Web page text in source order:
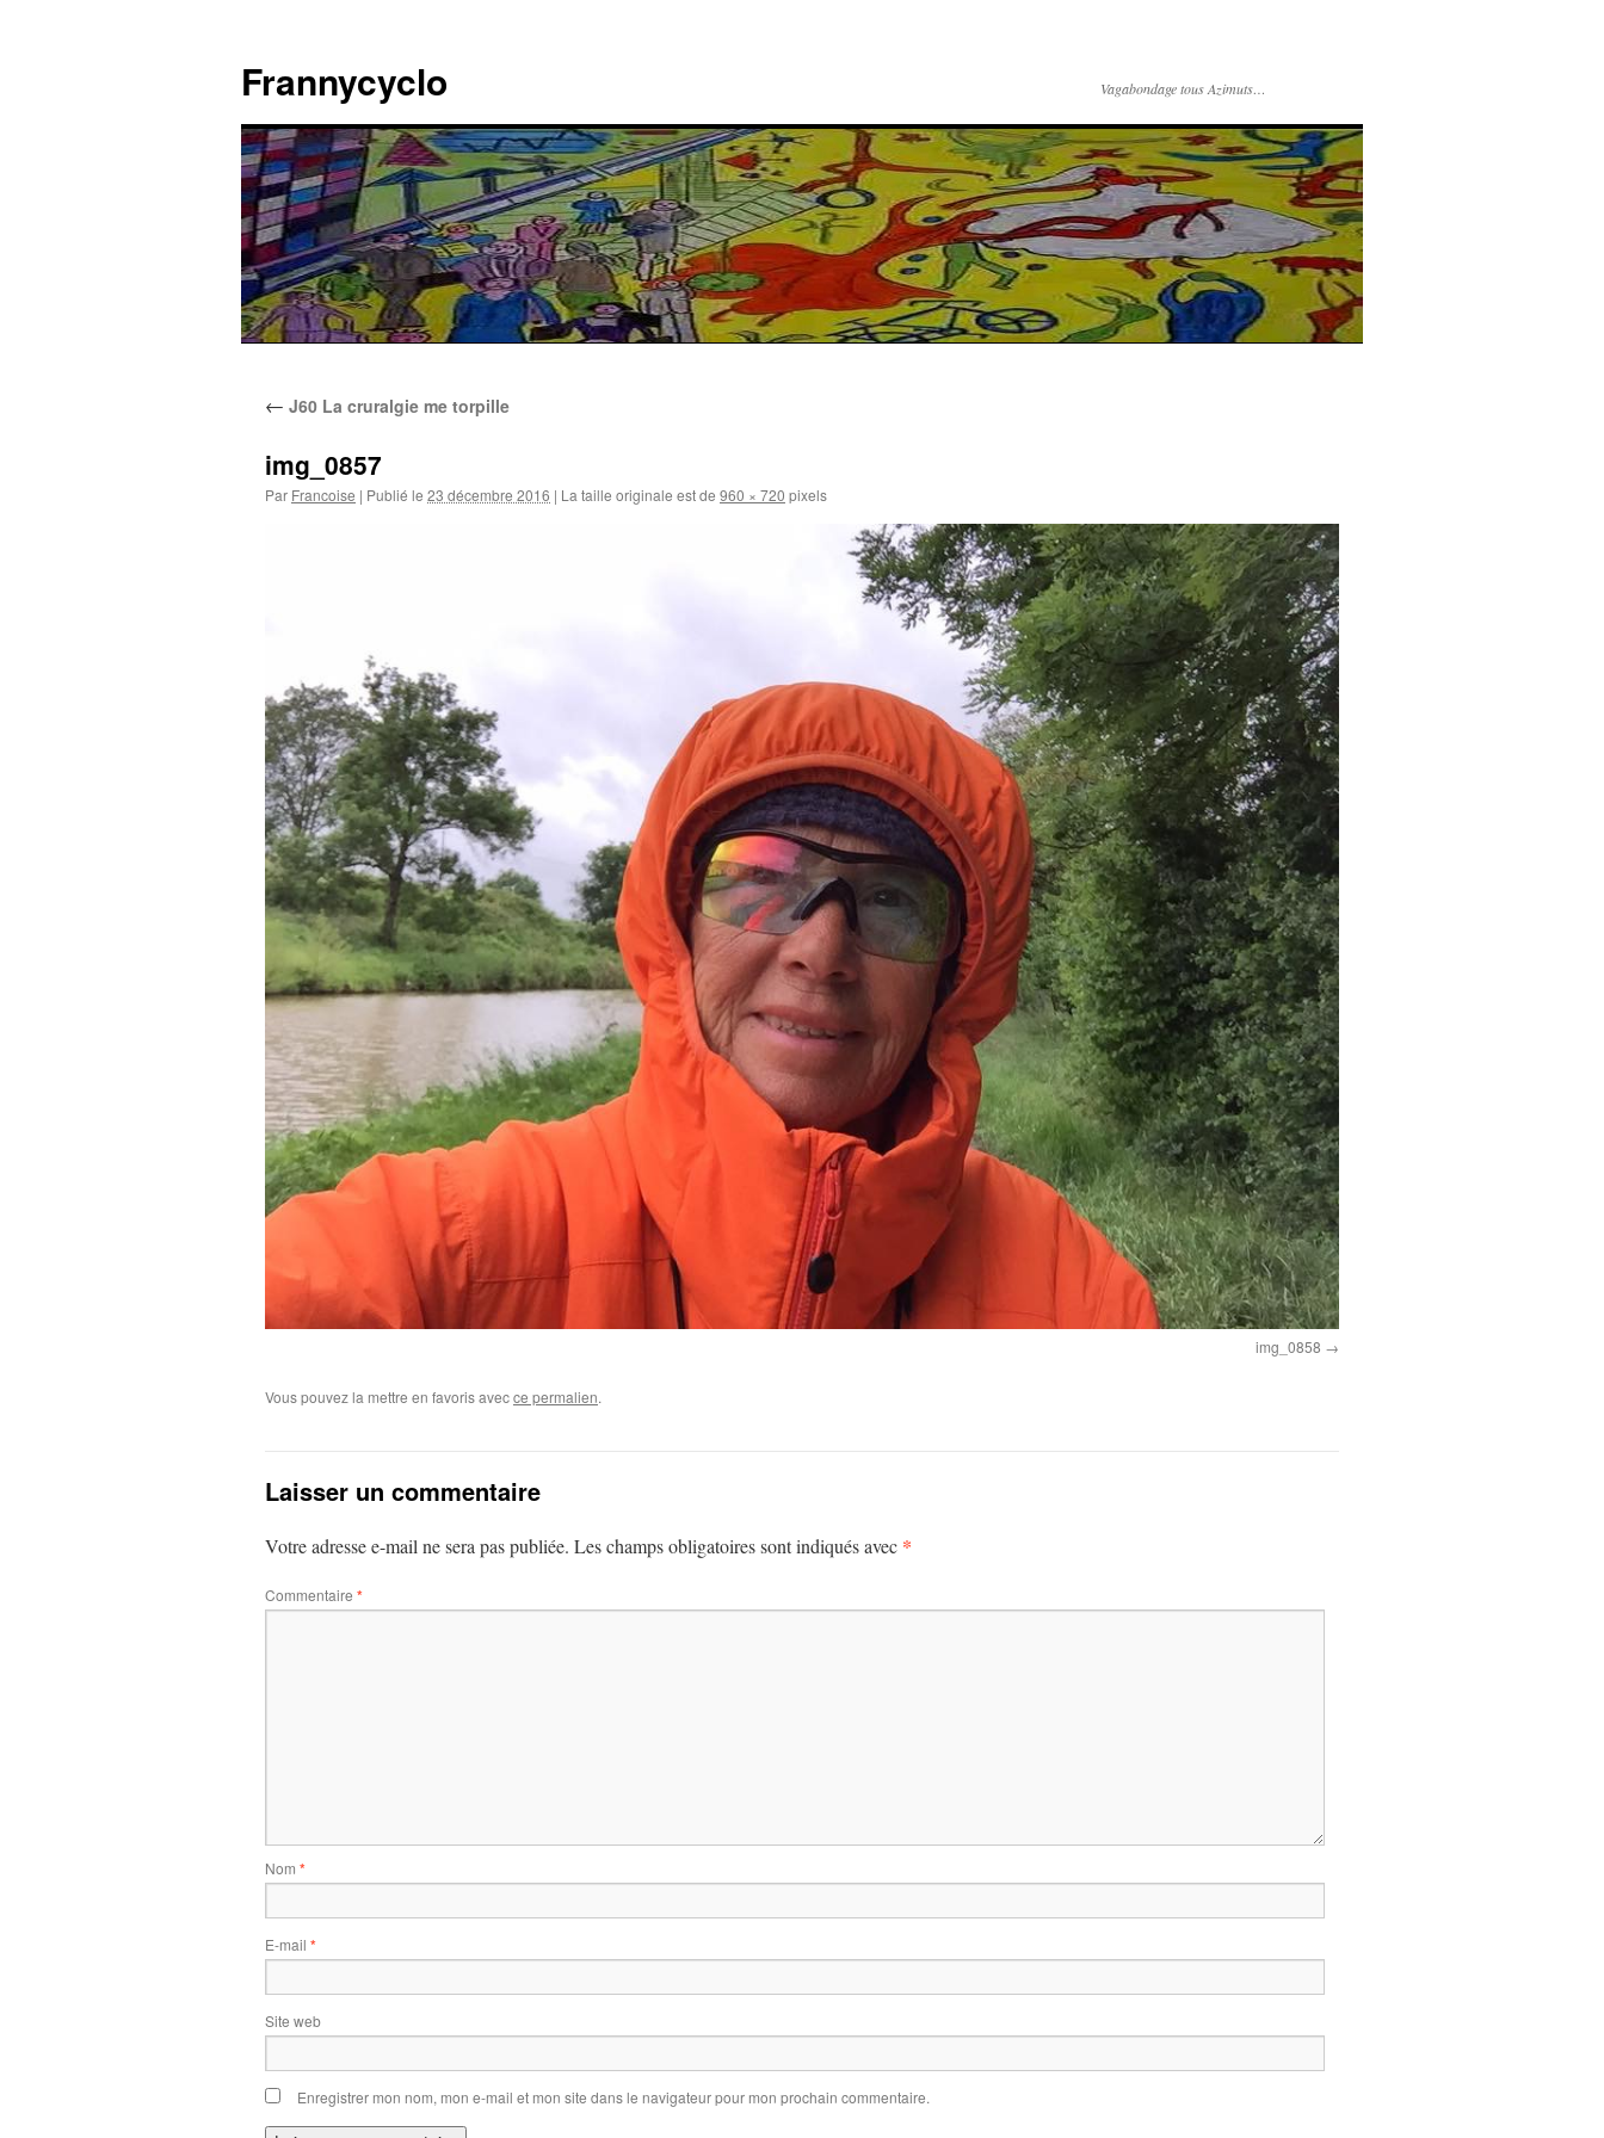
contenu
Frannycyclo Vagabondage tous Azimuts…
← J60 La cruralgie me torpille
img_0857
Par Francoise | Publié le 23 décembre 2016 | La taille originale est de 960 × 720 pixels
img_0858
Vous pouvez la mettre en favoris avecce permalien.
Laisser un commentaire
Votre adresse e-mail ne sera pas publiée. Les champs obligatoires sont indiqués avec *
Commentaire *
Nom *
E-mail *
Site web
Enregistrer mon nom, mon e-mail et mon site dans le navigateur pour mon prochain commentaire.